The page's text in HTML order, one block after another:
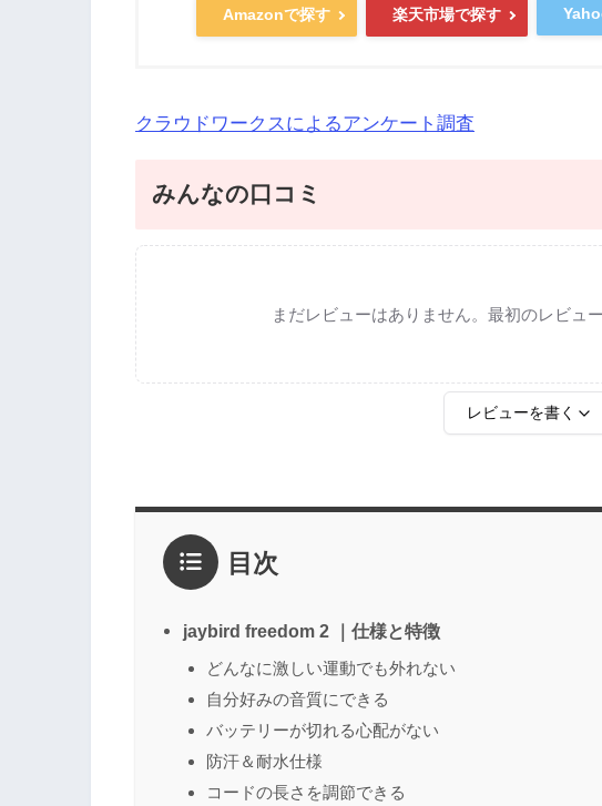
Amazonで探す 楽天市場で探す
クラウドワークスによるアンケート調査
みんなの口コミ
まだレビューはありません。最初のレビュ
レビューを書く
2点
1点
感想*
目次
jaybird freedom 2 ｜仕様と特徴
どんなに激しい運動でも外れない
自分好みの音質にできる
バッテリーが切れる心配がない
防汗＆耐水仕様
コードの長さを調節できる